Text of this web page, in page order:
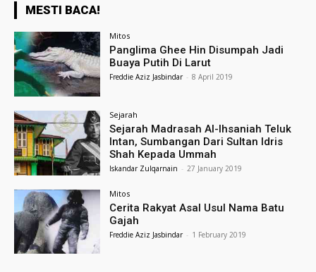
MESTI BACA!
Mitos
Panglima Ghee Hin Disumpah Jadi
Buaya Putih Di Larut
Freddie Aziz Jasbindar - 8 April 2019
Sejarah
Sejarah Madrasah Al-Ihsaniah Teluk
Intan, Sumbangan Dari Sultan Idris
Shah Kepada Ummah
Iskandar Zulqarnain - 27 January 2019
Mitos
Cerita Rakyat Asal Usul Nama Batu
Gajah
Freddie Aziz Jasbindar - 1 February 2019